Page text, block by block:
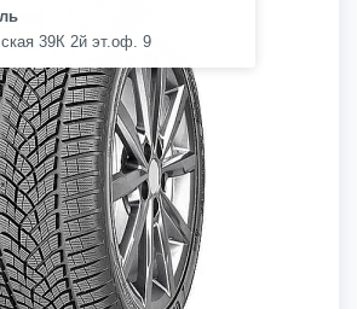
39К 2й эт.оф. 9